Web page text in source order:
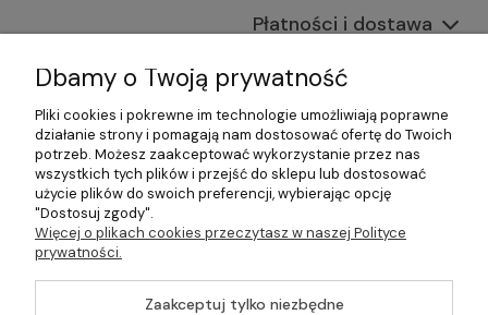
Płatności i dostawa
Informacje
O nas
©2026 Wszelkie Prawa Zastrzeżone | Gastrosklep |
Wyposażenie gastronomii, restauracji oraz barów
Szablon Master byEcommercy
Dbamy o Twoją prywatność
Pliki cookies i pokrewne im technologie umożliwiają poprawne
działanie strony i pomagają nam dostosować ofertę do Twoich
potrzeb. Możesz zaakceptować wykorzystanie przez nas
wszystkich tych plików i przejść do sklepu lub dostosować
użycie plików do swoich preferencji, wybierając opcję
"Dostosuj zgody".
Więcej o plikach cookies przeczytasz w naszej Polityce
prywatności.
Zaakceptuj tylko niezbędne